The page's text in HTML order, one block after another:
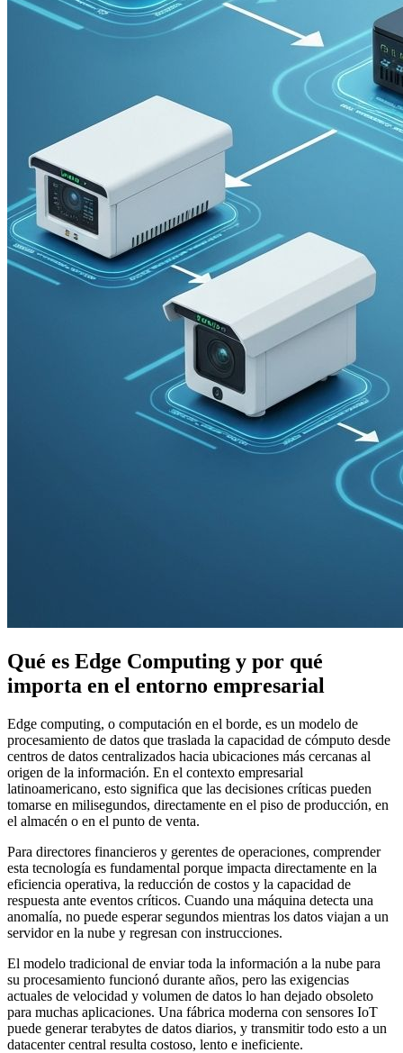
Qué es Edge Computing y por qué
importa en el entorno empresarial
Edge computing, o computación en el borde, es un modelo de
procesamiento de datos que traslada la capacidad de cómputo desde
centros de datos centralizados hacia ubicaciones más cercanas al
origen de la información. En el contexto empresarial
latinoamericano, esto significa que las decisiones críticas pueden
tomarse en milisegundos, directamente en el piso de producción, en
el almacén o en el punto de venta.
Para directores financieros y gerentes de operaciones, comprender
esta tecnología es fundamental porque impacta directamente en la
eficiencia operativa, la reducción de costos y la capacidad de
respuesta ante eventos críticos. Cuando una máquina detecta una
anomalía, no puede esperar segundos mientras los datos viajan a un
servidor en la nube y regresan con instrucciones.
El modelo tradicional de enviar toda la información a la nube para
su procesamiento funcionó durante años, pero las exigencias
actuales de velocidad y volumen de datos lo han dejado obsoleto
para muchas aplicaciones. Una fábrica moderna con sensores IoT
puede generar terabytes de datos diarios, y transmitir todo esto a un
datacenter central resulta costoso, lento e ineficiente.